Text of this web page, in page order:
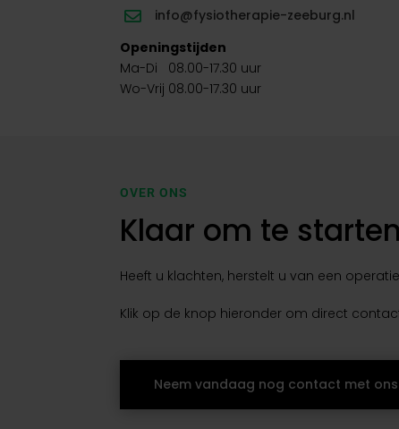

info@fysiotherapie-zeeburg.nl
Openingstijden
Ma-Di 08.00-17.30 uur
Wo-Vrij 08.00-17.30 uur
OVER ONS
Klaar om te
Heeft u klachten, herstelt u van een
Klik op de knop hieronder om direct
Neem vandaag nog contact met